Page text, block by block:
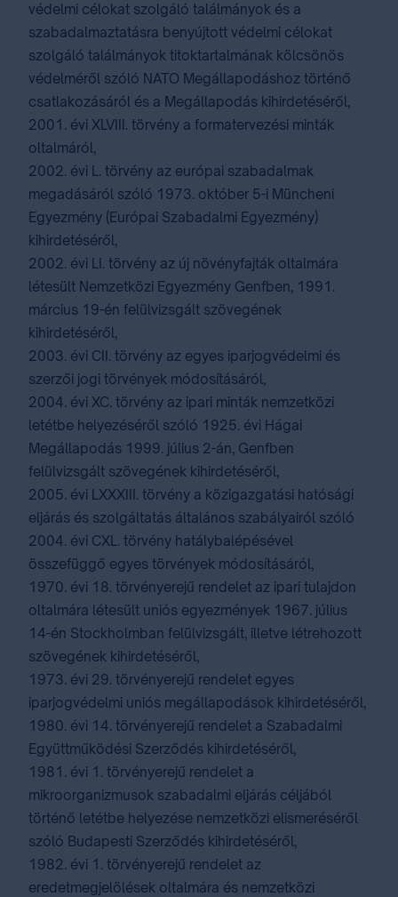
védelmi célokat szolgáló találmányok és a
szabadalmaztatásra benyújtott védelmi célokat
szolgáló találmányok titoktartalmának kölcsönös
védelméről szóló NATO Megállapodáshoz történő
csatlakozásáról és a Megállapodás kihirdetéséről,
2001. évi XLVIII. törvény a formatervezési minták
oltalmáról,
2002. évi L. törvény az európai szabadalmak
megadásáról szóló 1973. október 5-i Müncheni
Egyezmény (Európai Szabadalmi Egyezmény)
kihirdetéséről,
2002. évi LI. törvény az új növényfajták oltalmára
létesült Nemzetközi Egyezmény Genfben, 1991.
március 19-én felülvizsgált szövegének
kihirdetéséről,
2003. évi CII. törvény az egyes iparjogvédelmi és
szerzői jogi törvények módosításáról,
2004. évi XC. törvény az ipari minták nemzetközi
letétbe helyezéséről szóló 1925. évi Hágai
Megállapodás 1999. július 2-án, Genfben
felülvizsgált szövegének kihirdetéséről,
2005. évi LXXXIII. törvény a közigazgatási hatósági
eljárás és szolgáltatás általános szabályairól szóló
2004. évi CXL. törvény hatálybalépésével
összefüggő egyes törvények módosításáról,
1970. évi 18. törvényerejű rendelet az ipari tulajdon
oltalmára létesült uniós egyezmények 1967. július
14-én Stockholmban felülvizsgált, illetve létrehozott
szövegének kihirdetéséről,
1973. évi 29. törvényerejű rendelet egyes
iparjogvédelmi uniós megállapodások kihirdetéséről,
1980. évi 14. törvényerejű rendelet a Szabadalmi
Együttműködési Szerződés kihirdetéséről,
1981. évi 1. törvényerejű rendelet a
mikroorganizmusok szabadalmi eljárás céljából
történő letétbe helyezése nemzetközi elismeréséről
szóló Budapesti Szerződés kihirdetéséről,
1982. évi 1. törvényerejű rendelet az
eredetmegjelölések oltalmára és nemzetközi